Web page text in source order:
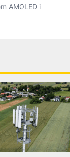
AMOLED i